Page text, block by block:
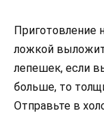
Приготовление
ложкой
лепешек, если
больше, то
Отправьте в